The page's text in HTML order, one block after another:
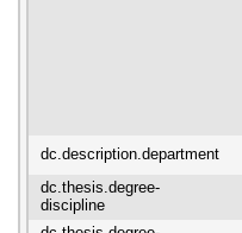
dc.description.department
dc.thesis.degree-
discipline